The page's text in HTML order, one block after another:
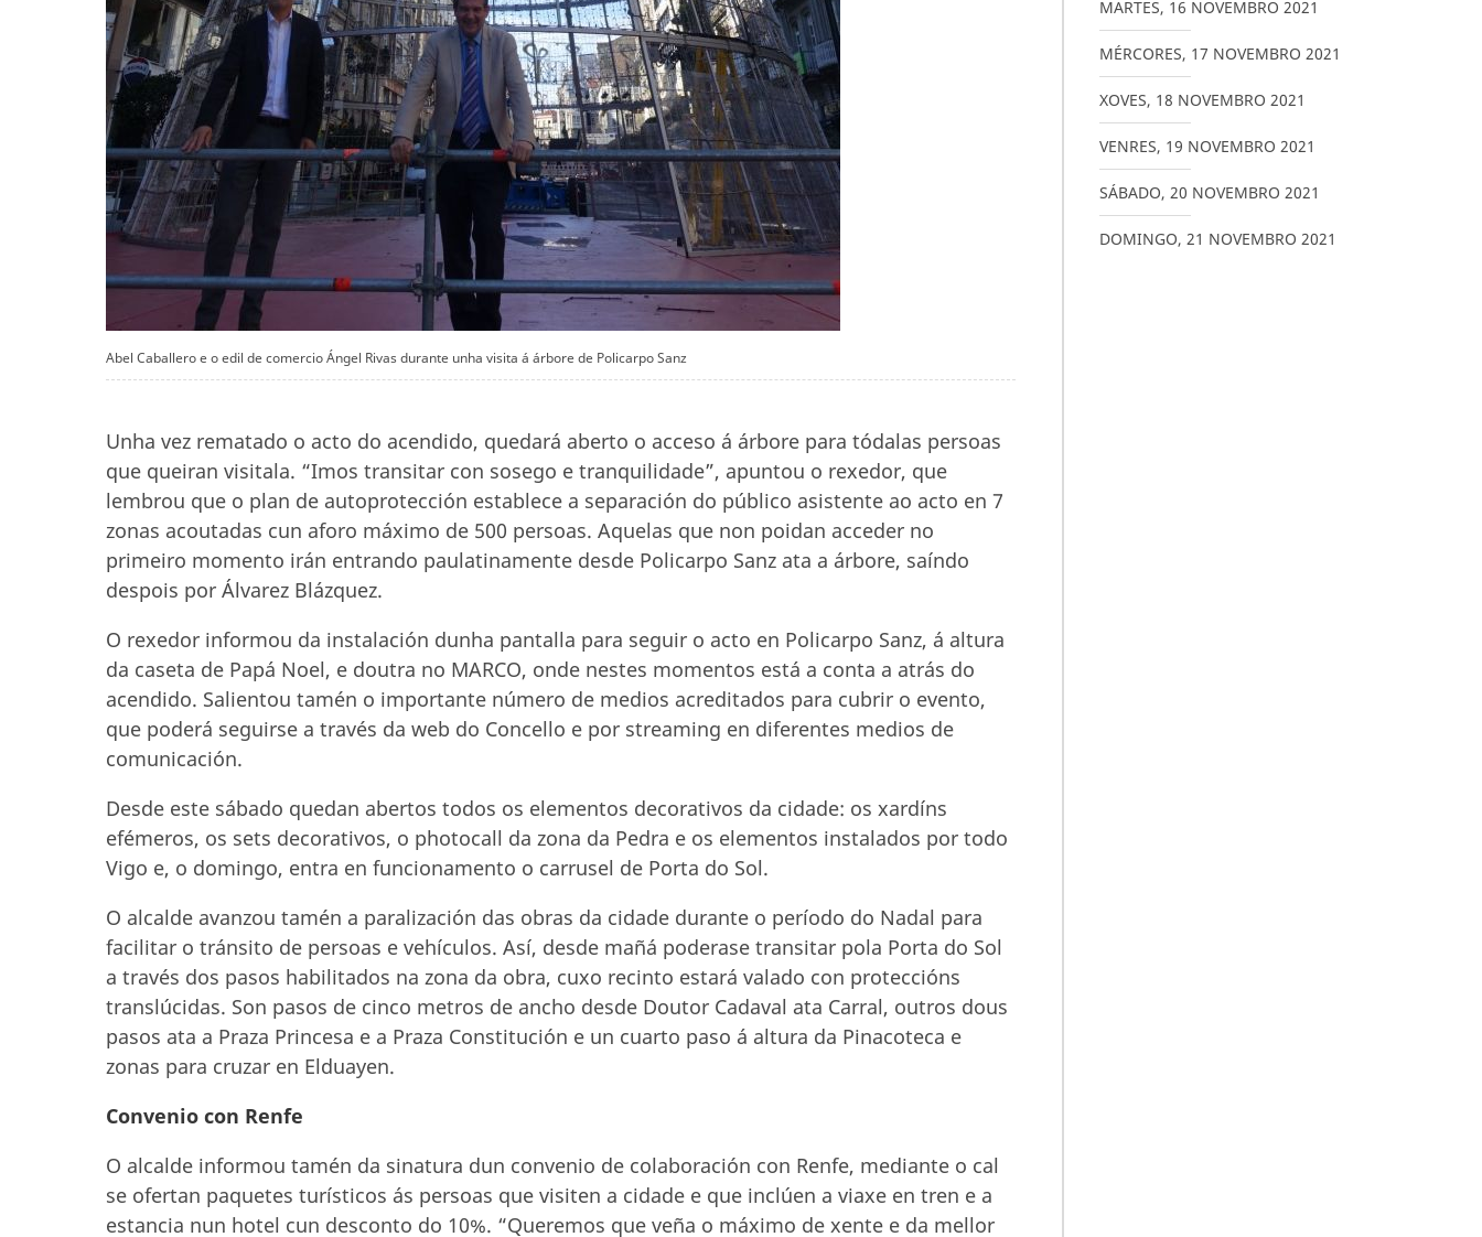
Abel Caballero e o edil de comercio Ángel Rivas durante unha visita á árbore de Policarpo Sanz
Unha vez rematado o acto do acendido, quedará aberto o acceso á árbore para tódalas persoas
que queiran visitala. “Imos transitar con sosego e tranquilidade”, apuntou o rexedor, que
lembrou que o plan de autoprotección establece a separación do público asistente ao acto en 7
zonas acoutadas cun aforo máximo de 500 persoas. Aquelas que non poidan acceder no
primeiro momento irán entrando paulatinamente desde Policarpo Sanz ata a árbore, saíndo
despois por Álvarez Blázquez.
O rexedor informou da instalación dunha pantalla para seguir o acto en Policarpo Sanz, á altura
da caseta de Papá Noel, e doutra no MARCO, onde nestes momentos está a conta a atrás do
acendido. Salientou tamén o importante número de medios acreditados para cubrir o evento,
que poderá seguirse a través da web do Concello e por streaming en diferentes medios de
comunicación.
Desde este sábado quedan abertos todos os elementos decorativos da cidade: os xardíns
efémeros, os sets decorativos, o photocall da zona da Pedra e os elementos instalados por todo
Vigo e, o domingo, entra en funcionamento o carrusel de Porta do Sol.
O alcalde avanzou tamén a paralización das obras da cidade durante o período do Nadal para
facilitar o tránsito de persoas e vehículos. Así, desde mañá poderase transitar pola Porta do Sol
a través dos pasos habilitados na zona da obra, cuxo recinto estará valado con proteccións
translúcidas. Son pasos de cinco metros de ancho desde Doutor Cadaval ata Carral, outros dous
pasos ata a Praza Princesa e a Praza Constitución e un cuarto paso á altura da Pinacoteca e
zonas para cruzar en Elduayen.
Convenio con Renfe
O alcalde informou tamén da sinatura dun convenio de colaboración con Renfe, mediante o cal
se ofertan paquetes turísticos ás persoas que visiten a cidade e que inclúen a viaxe en tren e a
estancia nun hotel cun desconto do 10%. “Queremos que veña o máximo de xente e da mellor
MARTES, 16 NOVEMBRO 2021
MÉRCORES, 17 NOVEMBRO 2021
XOVES, 18 NOVEMBRO 2021
VENRES, 19 NOVEMBRO 2021
SÁBADO, 20 NOVEMBRO 2021
DOMINGO, 21 NOVEMBRO 2021